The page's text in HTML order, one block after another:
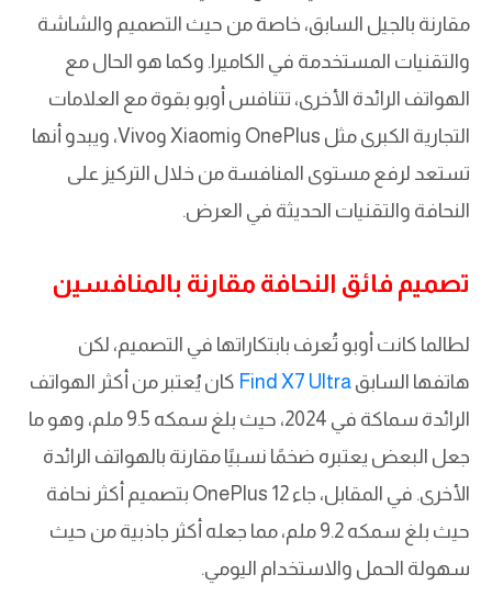
مقارنة بالجيل السابق، خاصة من حيث التصميم والشاشة
والتقنيات المستخدمة في الكاميرا. وكما هو الحال مع
الهواتف الرائدة الأخرى، تتنافس أوبو بقوة مع العلامات
التجارية الكبرى مثل OnePlus وXiaomi وVivo، ويبدو أنها
تستعد لرفع مستوى المنافسة من خلال التركيز على
النحافة والتقنيات الحديثة في العرض.
تصميم فائق النحافة مقارنة بالمنافسين
لطالما كانت أوبو تُعرف بابتكاراتها في التصميم، لكن
هاتفها السابق Find X7 Ultra كان يُعتبر من أكثر الهواتف
الرائدة سماكة في 2024، حيث بلغ سمكه 9.5 ملم، وهو ما
جعل البعض يعتبره ضخمًا نسبيًا مقارنة بالهواتف الرائدة
الأخرى. في المقابل، جاء OnePlus 12 بتصميم أكثر نحافة
حيث بلغ سمكه 9.2 ملم، مما جعله أكثر جاذبية من حيث
سهولة الحمل والاستخدام اليومي.